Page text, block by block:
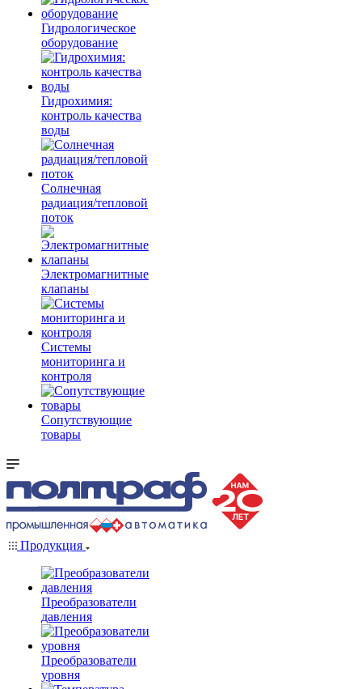
Гидрологическое
оборудование
Гидрохимия:
контроль качества
воды
Солнечная
радиация/тепловой
поток
Электромагнитные
клапаны
Системы
мониторинга и
контроля
Сопутствующие
товары
Продукция
Преобразователи
давления
Преобразователи
уровня